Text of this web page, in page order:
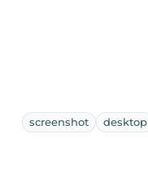
screenshot desktop